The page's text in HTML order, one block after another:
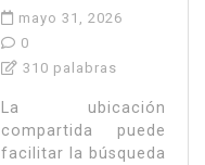
mayo 31, 2026
0
310 palabras
La ubicación
compartida puede
facilitar la búsqueda